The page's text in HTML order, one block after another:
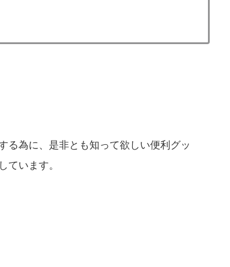
る為に、是非とも知って欲しい便利グッ
ています。